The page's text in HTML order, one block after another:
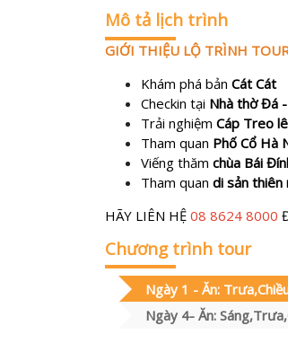
Mô tả lịch trình
GIỚI THIỆU LỘ TRÌNH
Khám phá bản Cát Cát
Checkin tại Nhà thờ Đá
Trải nghiệm Cáp Treo
Tham quan Phố Cổ Hà
Viếng thăm chùa Bái
Tham quan di sản thiên
HÃY LIÊN HỆ 08 8624 8000
Chương trình tour
Ngày 1 - Ăn:
Ngày 4- Ăn: